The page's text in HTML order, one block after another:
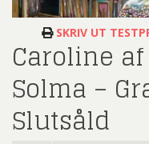
SKRIV UT
Caroline
Solma –
Slutsåld